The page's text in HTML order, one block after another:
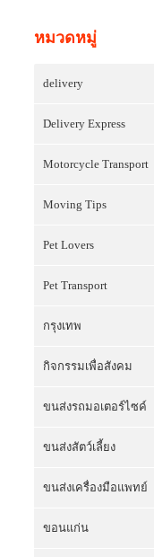
หมวดหมู่
delivery
Delivery Express
Motorcycle Transport
Moving Tips
Pet Lovers
Pet Transport
กรุงเทพ
กิจกรรมเพื่อสังคม
ขนส่งรถมอเตอร์ไซค์
ขนส่งสัตว์เลี้ยง
ขนส่งเครื่องมือแพทย์
ขอนแก่น